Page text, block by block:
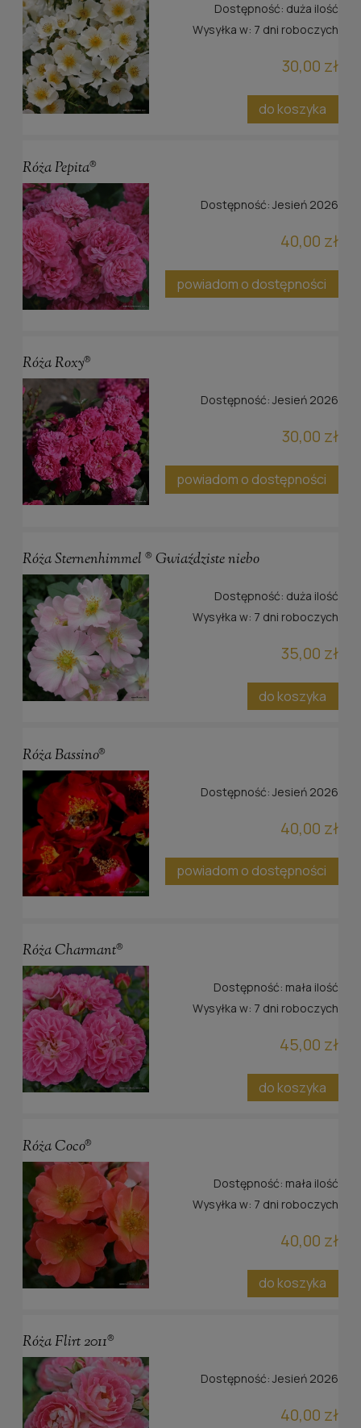
Dostępność: duża ilość
Wysyłka w: 7 dni roboczych
30,00 zł
do koszyka
Róża Pepita®
Dostępność: Jesień 2026
40,00 zł
powiadom o dostępności
Róża Roxy®
Dostępność: Jesień 2026
30,00 zł
powiadom o dostępności
Róża Sternenhimmel ® Gwiaździste niebo
Dostępność: duża ilość
Wysyłka w: 7 dni roboczych
35,00 zł
do koszyka
Róża Bassino®
Dostępność: Jesień 2026
40,00 zł
powiadom o dostępności
Róża Charmant®
Dostępność: mała ilość
Wysyłka w: 7 dni roboczych
45,00 zł
do koszyka
Róża Coco®
Dostępność: mała ilość
Wysyłka w: 7 dni roboczych
40,00 zł
do koszyka
Róża Flirt 2011®
Dostępność: Jesień 2026
40,00 zł